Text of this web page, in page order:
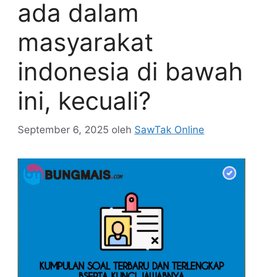
ada dalam
masyarakat
indonesia di bawah
ini, kecuali?
September 6, 2025 oleh SawTak Online